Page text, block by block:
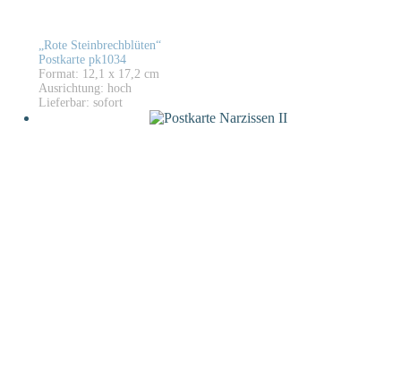
„Rote Steinbrechblüten“
Postkarte pk1034
Format: 12,1 x 17,2 cm
Ausrichtung: hoch
Lieferbar: sofort